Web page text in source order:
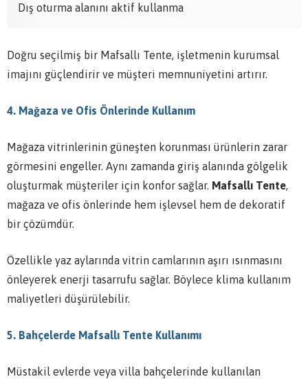
Dış oturma alanını aktif kullanma
Doğru seçilmiş bir Mafsallı Tente, işletmenin kurumsal
imajını güçlendirir ve müşteri memnuniyetini artırır.
4. Mağaza ve Ofis Önlerinde Kullanım
Mağaza vitrinlerinin güneşten korunması ürünlerin zarar
görmesini engeller. Aynı zamanda giriş alanında gölgelik
oluşturmak müşteriler için konfor sağlar. Mafsallı Tente,
mağaza ve ofis önlerinde hem işlevsel hem de dekoratif
bir çözümdür.
Özellikle yaz aylarında vitrin camlarının aşırı ısınmasını
önleyerek enerji tasarrufu sağlar. Böylece klima kullanım
maliyetleri düşürülebilir.
5. Bahçelerde Mafsallı Tente Kullanımı
Müstakil evlerde veya villa bahçelerinde kullanılan